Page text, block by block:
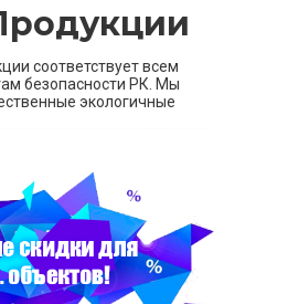
соответствует всем
безопасности РК. Мы
экологичные